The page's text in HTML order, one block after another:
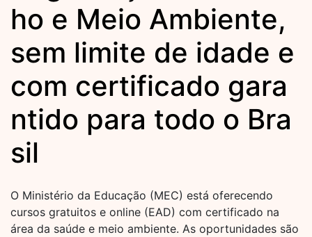
ho e Meio Ambiente,
sem limite de idade e
com certificado gara
ntido para todo o Bra
sil
O Ministério da Educação (MEC) está oferecendo
cursos gratuitos e online (EAD) com certificado na
área da saúde e meio ambiente. As oportunidades são